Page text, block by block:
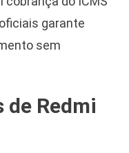
garante
sem
Redmi